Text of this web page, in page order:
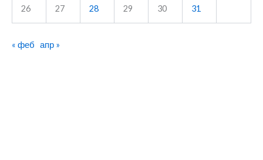
26 27 28 29 30 31
« феб апр »